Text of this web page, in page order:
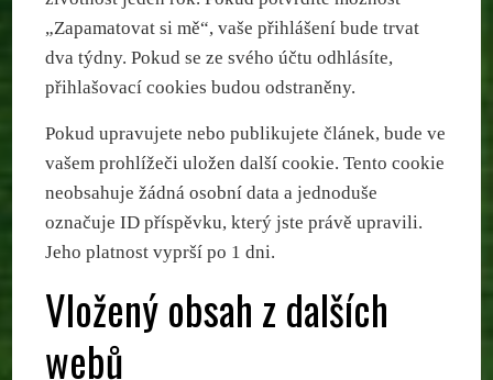
„Zapamatovat si mě“, vaše přihlášení bude trvat
dva týdny. Pokud se ze svého účtu odhlásíte,
přihlašovací cookies budou odstraněny.
Pokud upravujete nebo publikujete článek, bude ve
vašem prohlížeči uložen další cookie. Tento cookie
neobsahuje žádná osobní data a jednoduše
označuje ID příspěvku, který jste právě upravili.
Jeho platnost vyprší po 1 dni.
Vložený obsah z dalších
webů